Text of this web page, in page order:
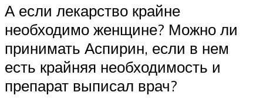
А если лекарство крайне
необходимо женщине? Можно ли
принимать Аспирин, если в нем
есть крайняя необходимость и
препарат выписал врач?